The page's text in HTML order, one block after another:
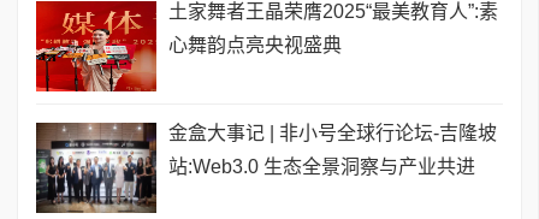
土家舞者王晶荣膺2025“最美教育人”:素
心舞韵点亮央视盛典
金盒大事记 | 非小号全球行论坛-吉隆坡
站:Web3.0 生态全景洞察与产业共进